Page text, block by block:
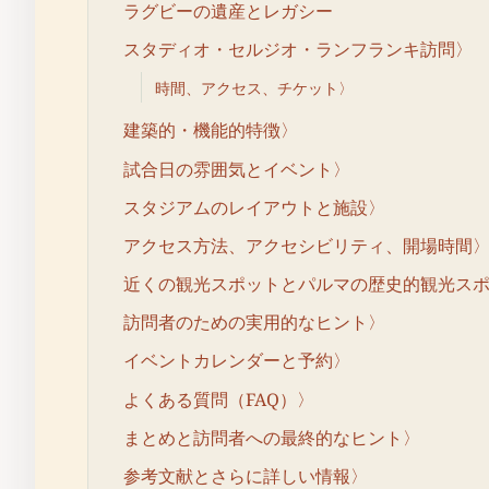
ラグビーの遺産とレガシー
スタディオ・セルジオ・ランフランキ訪問〉
時間、アクセス、チケット〉
建築的・機能的特徴〉
試合日の雰囲気とイベント〉
スタジアムのレイアウトと施設〉
アクセス方法、アクセシビリティ、開場時間〉
近くの観光スポットとパルマの歴史的観光スポ
訪問者のための実用的なヒント〉
イベントカレンダーと予約〉
よくある質問（FAQ）〉
まとめと訪問者への最終的なヒント〉
参考文献とさらに詳しい情報〉